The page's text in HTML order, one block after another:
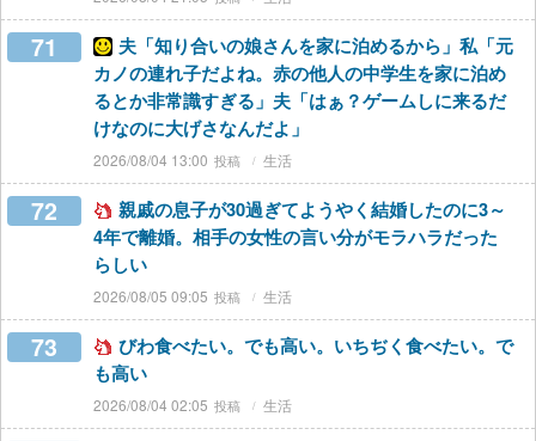
71
夫「知り合いの娘さんを家に泊めるから」私「元
カノの連れ子だよね。赤の他人の中学生を家に泊め
るとか非常識すぎる」夫「はぁ？ゲームしに来るだ
けなのに大げさなんだよ」
2026/08/04 13:00 生活
72
親戚の息子が30過ぎてようやく結婚したのに3～
4年で離婚。相手の女性の言い分がモラハラだった
らしい
2026/08/05 09:05 生活
73
びわ食べたい。でも高い。いちぢく食べたい。で
も高い
2026/08/04 02:05 生活